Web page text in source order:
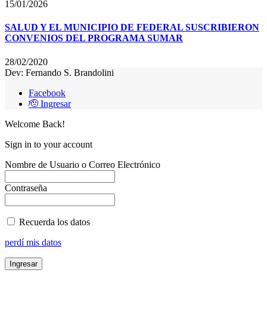
15/01/2026
SALUD Y EL MUNICIPIO DE FEDERAL SUSCRIBIERON
CONVENIOS DEL PROGRAMA SUMAR
28/02/2020
Dev: Fernando S. Brandolini
Facebook
🫡 Ingresar
Welcome Back!
Sign in to your account
Nombre de Usuario o Correo Electrónico
Contraseña
Recuerda los datos
perdí mis datos